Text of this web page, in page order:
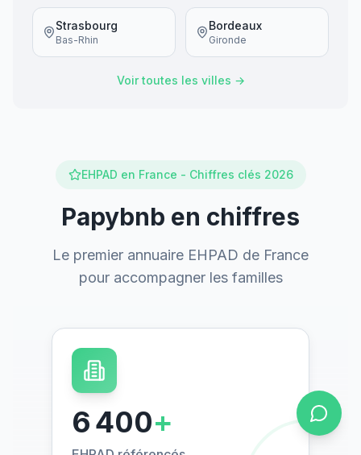
Strasbourg
Bas-Rhin
Bordeaux
Gironde
Voir toutes les villes →
EHPAD en France - Chiffres clés 2026
Papybnb en chiffres
Le premier annuaire EHPAD de France
pour accompagner les familles
6 400+